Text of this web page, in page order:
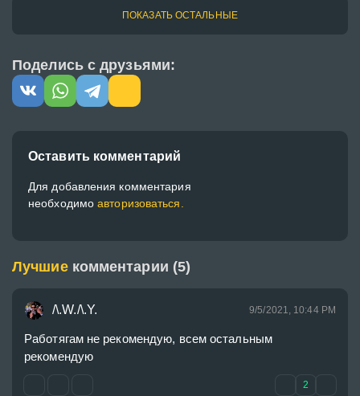
ПОКАЗАТЬ ОСТАЛЬНЫЕ
Поделись с друзьями:
Оставить комментарий
Для добавления комментария
необходимоавторизоваться.
Лучшие комментарии (5)
/\.W./\.Y. 9/5/2021, 10:44 PM
Работягам не рекомендую, всем остальным
рекомендую
2